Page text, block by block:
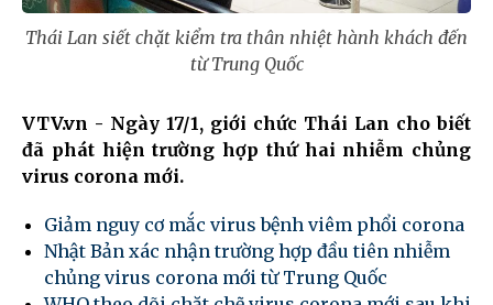
Thái Lan siết chặt kiểm tra thân nhiệt hành khách đến
từ Trung Quốc
VTV.vn - Ngày 17/1, giới chức Thái Lan cho biết
đã phát hiện trường hợp thứ hai nhiễm chủng
virus corona mới.
Giảm nguy cơ mắc virus bệnh viêm phổi corona
Nhật Bản xác nhận trường hợp đầu tiên nhiễm
chủng virus corona mới từ Trung Quốc